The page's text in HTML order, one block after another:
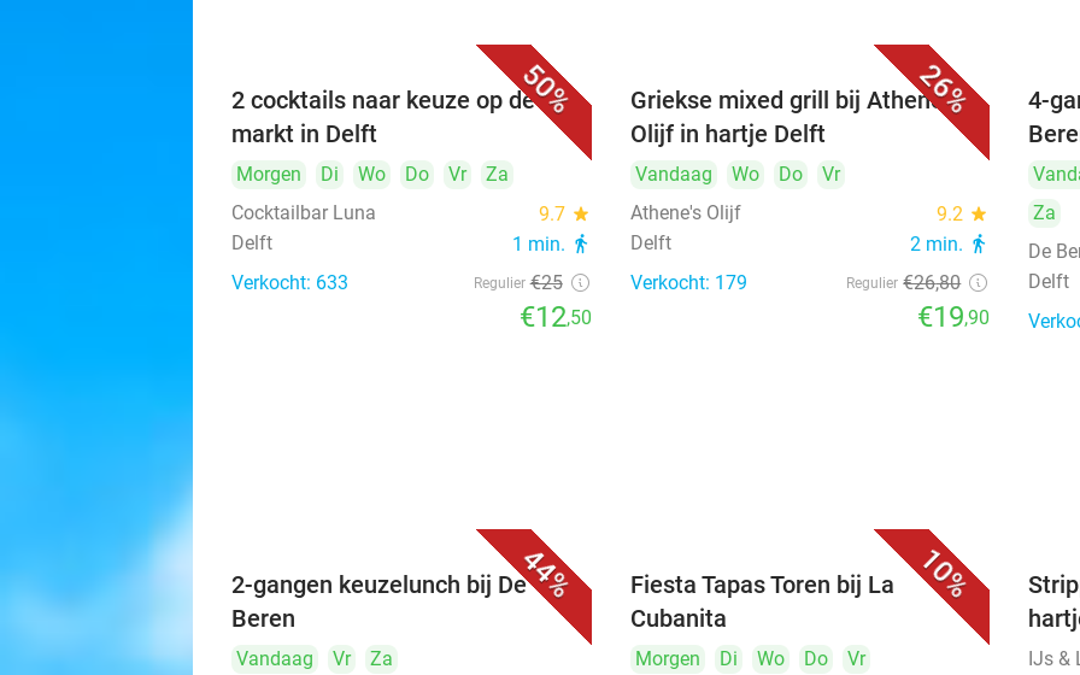
50%
2 cocktails naar keuze op de
markt in Delft
Morgen Di Wo Do Vr
Za
Cocktailbar Luna
9.7 star
Delft 1 min. directions_walk
Verkocht: 633 Regulier €25
€12,50
26%
Griekse mixed grill bij Athene's
Olijf in hartje Delft
Vandaag Wo Do
Vr
Athene's Olijf
9.2 star
Delft 2 min. directions_walk
Verkocht: 179 Regulier €26,80
€19,90
4-
Za
De
Delft
44%
2-gangen keuzelunch bij De
Beren
Vandaag Vr
Za
10%
Fiesta Tapas Toren bij La
Cubanita
Morgen Di Wo Do
Vr
IJs &